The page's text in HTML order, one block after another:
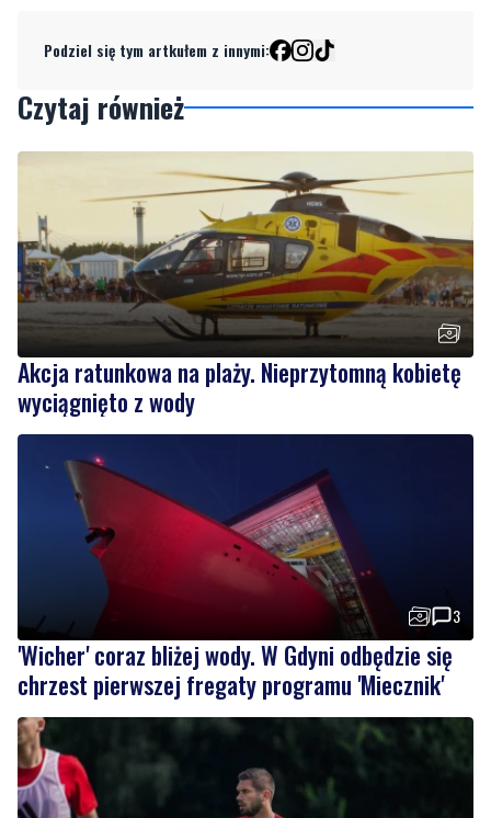
Akcja ratunkowa na plaży. Nieprzytomną kobietę
wyciągnięto z wody
'Wicher' coraz bliżej wody. W Gdyni odbędzie się
chrzest pierwszej fregaty programu 'Miecznik'